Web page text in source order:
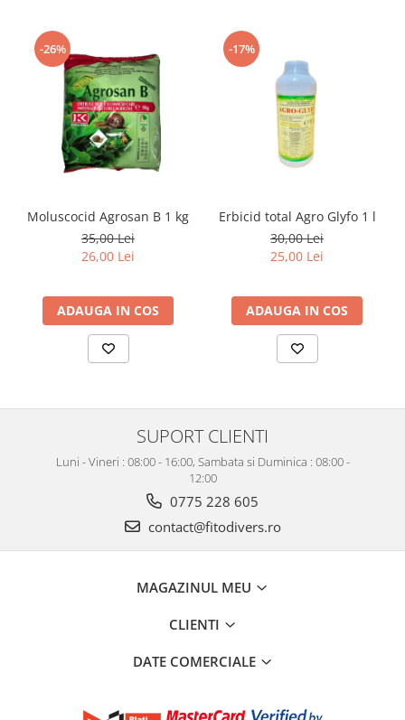
-26%
Moluscocid Agrosan B 1 kg
35,00 Lei
26,00 Lei
ADAUGA IN COS
-17%
Erbicid total Agro Glyfo 1 l
30,00 Lei
25,00 Lei
ADAUGA IN COS
SUPORT CLIENTI
Luni - Vineri : 08:00 - 16:00, Sambata si Duminica : 08:00 -
12:00
0775 228 605
contact@fitodivers.ro
MAGAZINUL MEU
CLIENTI
DATE COMERCIALE